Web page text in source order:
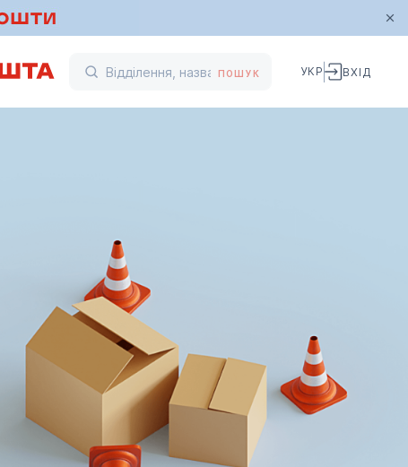
ПОШУК УКР ВХІД